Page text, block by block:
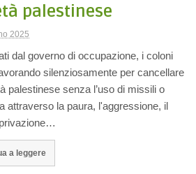
palestinese
2025
dal governo di occupazione, i coloni
silenziosamente per cancellare
palestinese senza l’uso di missili o
attraverso la paura, l'aggressione, il
a leggere